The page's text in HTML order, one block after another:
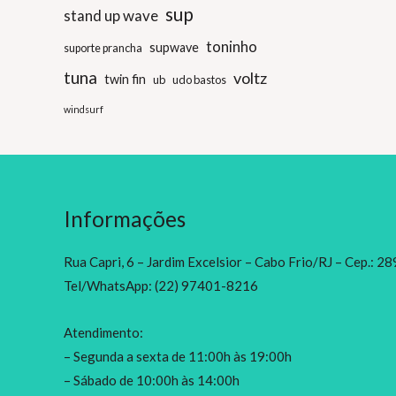
stand up wave sup
suporte prancha supwave toninho
tuna twin fin ub udo bastos voltz
windsurf
Informações
Rua Capri, 6 – Jardim Excelsior – Cabo Frio/RJ – Cep.:
Tel/WhatsApp: (22) 97401-8216
Atendimento:
– Segunda a sexta de 11:00h às 19:00h
– Sábado de 10:00h às 14:00h